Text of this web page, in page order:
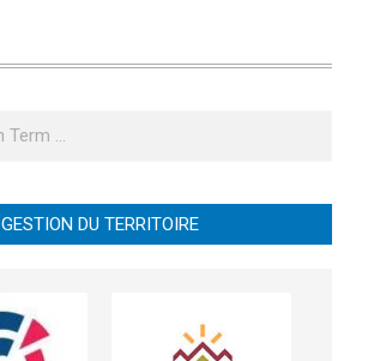
GESTION DU TERRITOIRE